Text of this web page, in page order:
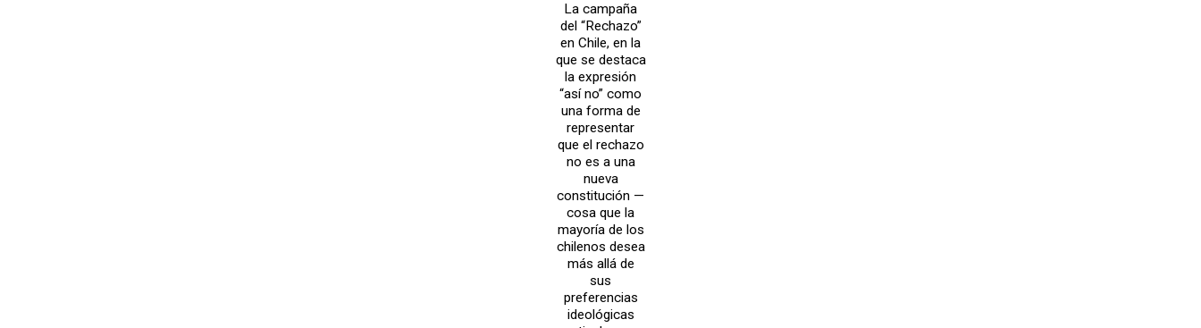
La campaña
del “Rechazo”
en Chile, en la
que se destaca
la expresión
“así no” como
una forma de
representar
que el rechazo
no es a una
nueva
constitución —
cosa que la
mayoría de los
chilenos desea
más allá de
sus
preferencias
ideológicas